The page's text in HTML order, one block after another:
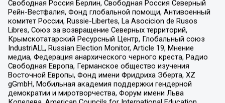
Свободная Россия Берлин, Свободная Россия Северный
Рейн-Вестфалия, Фонд глобальной помощи, Антивоенный
комитет России, Russie-Libertes, La Asocicion de Rusos
Libres, Союз за возвращение Северных территорий,
Крымскотатарский Ресурсный Центр, Глобальный союз
IndustriALL, Russian Election Monitor, Article 19, Мнение
медиа, Федерация анархического черного креста, Радио
Свободная Европа, Германское общество изучения
Восточной Европы, Фонд имени Фридриха Эберта, XZ
gGmbH, Мобильная академия поддержки гендерной
демократии и миротворчества, Форум имени Льва